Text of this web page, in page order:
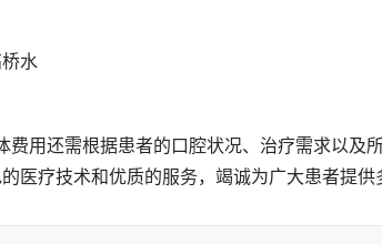
水
医疗技术和优质的服务，竭诚为广大患者提供